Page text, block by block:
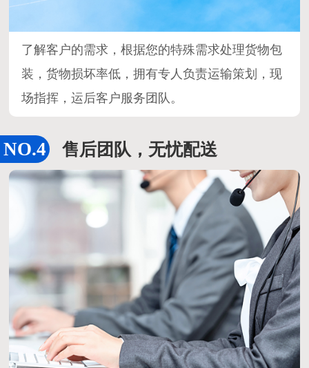
了解客户的需求，根据您的特殊需求处理货物包
装，货物损坏率低，拥有专人负责运输策划，现
场指挥，运后客户服务团队。
售后团队，无忧配送